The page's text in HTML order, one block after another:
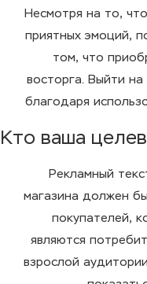
Несмотря на то,
приятных эмоций,
том, что
восторга. Выйти
благодаря
Кто ваша
Рекламный
магазина должен
покупателей,
являются
взрослой